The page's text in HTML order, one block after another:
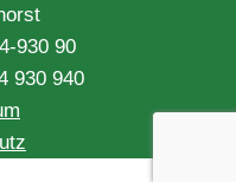
930 90
930 940